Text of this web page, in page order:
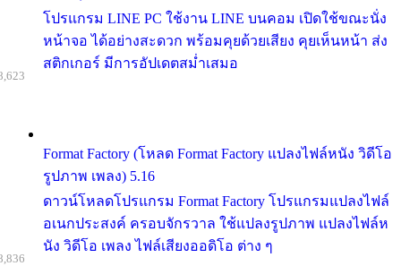
โปรแกรม LINE PC ใช้งาน LINE บนคอม เปิดใช้ขณะนั่ง
หน้าจอ ได้อย่างสะดวก พร้อมคุยด้วยเสียง คุยเห็นหน้า ส่ง
สติกเกอร์ มีการอัปเดตสม่ำเสมอ
Format Factory (โหลด Format Factory แปลงไฟล์หนัง วิดีโอ
รูปภาพ เพลง) 5.16
ดาวน์โหลดโปรแกรม Format Factory โปรแกรมแปลงไฟล์
อเนกประสงค์ ครอบจักรวาล ใช้แปลงรูปภาพ แปลงไฟล์ห
นัง วิดีโอ เพลง ไฟล์เสียงออดิโอ ต่าง ๆ